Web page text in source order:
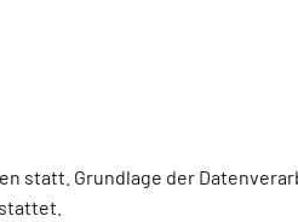
Grundlage der